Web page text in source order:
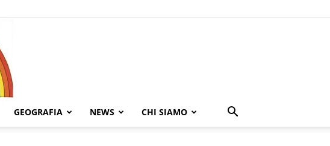
GEOGRAFIA NEWS CHI SIAMO